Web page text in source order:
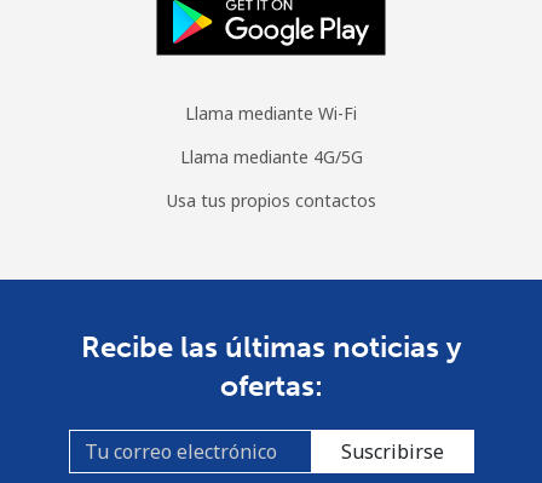
Llama mediante Wi-Fi
Llama mediante 4G/5G
Usa tus propios contactos
Recibe las últimas noticias y
ofertas:
Suscribirse